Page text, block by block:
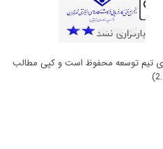
تمام حقوق برای تیم توسعه محفوظ است و کپی مطالب